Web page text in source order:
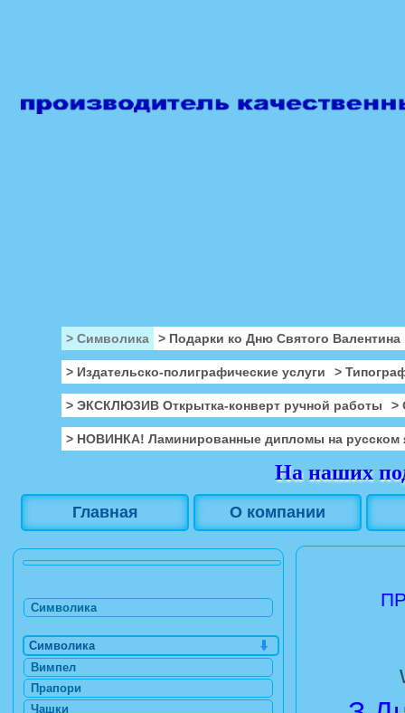
> Символика > Подарки ко Дню Святого Валентина
> Издательско-полиграфические услуги >
> ЭКСКЛЮЗИВ Открытка-конверт ручной работы >
> НОВИНКА! Ламинированные дипломы на русском
На наших
Главная О компании
Символика
Символика
Вимпел
Прапори
Чашки